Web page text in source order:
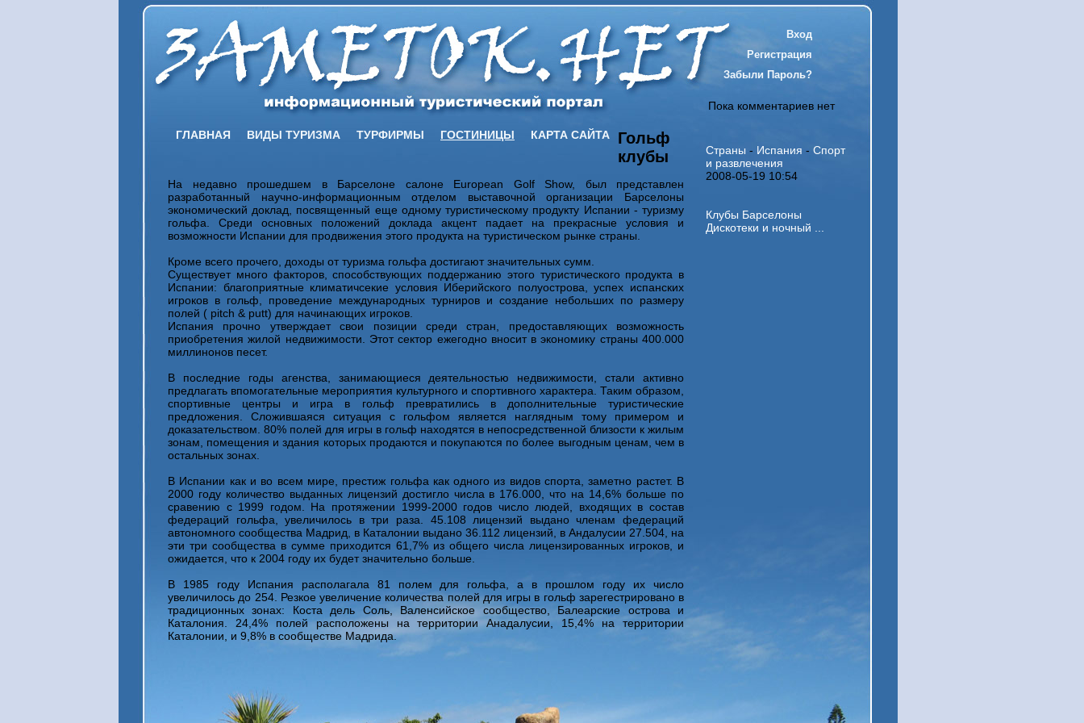
Вход
Регистрация
Забыли Пароль?
ГЛАВНАЯ ВИДЫ ТУРИЗМА ТУРФИРМЫ ГОСТИНИЦЫ КАРТА САЙТА
Гольф
клубы
На недавно прошедшем в Барселоне салоне European Golf Show, был представлен
разработанный научно-информационным отделом выставочной организации Барселоны
экономический доклад, посвященный еще одному туристическому продукту Испании - туризму
гольфа. Среди основных положений доклада акцент падает на прекрасные условия и
возможности Испании для продвижения этого продукта на туристическом рынке страны.
Кроме всего прочего, доходы от туризма гольфа достигают значительных сумм.
Существует много факторов, способствующих поддержанию этого туристического продукта в
Испании: благоприятные климатичсекие условия Иберийского полуострова, успех испанских
игроков в гольф, проведение международных турниров и создание небольших по размеру
полей ( pitch & putt) для начинающих игроков.
Испания прочно утверждает свои позиции среди стран, предоставляющих возможность
приобретения жилой недвижимости. Этот сектор ежегодно вносит в экономику страны 400.000
миллинонов песет.
В последние годы агенства, занимающиеся деятельностью недвижимости, стали активно
предлагать впомогательные мероприятия культурного и спортивного характера. Таким образом,
спортивные центры и игра в гольф превратились в дополнительные туристические
предложения. Сложившаяся ситуация с гольфом является наглядным тому примером и
доказательством. 80% полей для игры в гольф находятся в непосредственной близости к жилым
зонам, помещения и здания которых продаются и покупаются по более выгодным ценам, чем в
остальных зонах.
В Испании как и во всем мире, престиж гольфа как одного из видов спорта, заметно растет. В
2000 году количество выданных лицензий достигло числа в 176.000, что на 14,6% больше по
сравению с 1999 годом. На протяжении 1999-2000 годов число людей, входящих в состав
федераций гольфа, увеличилось в три раза. 45.108 лицензий выдано членам федераций
автономного сообщества Мадрид, в Каталонии выдано 36.112 лицензий, в Андалусии 27.504, на
эти три сообщества в сумме приходится 61,7% из общего числа лицензированных игроков, и
ожидается, что к 2004 году их будет значительно больше.
В 1985 году Испания располагала 81 полем для гольфа, а в прошлом году их число
увеличилось до 254. Резкое увеличение количества полей для игры в гольф зарегестрировано в
традиционных зонах: Коста дель Соль, Валенсийское сообщество, Балеарские острова и
Каталония. 24,4% полей расположены на территории Анадалусии, 15,4% на территории
Каталонии, и 9,8% в сообществе Мадрида.
Пока комментариев нет
Страны - Испания - Спорт
и развлечения
2008-05-19 10:54
Клубы Барселоны
Дискотеки и ночный ...